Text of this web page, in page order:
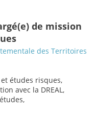
de mission
des Territoires
études risques,
avec la DREAL,